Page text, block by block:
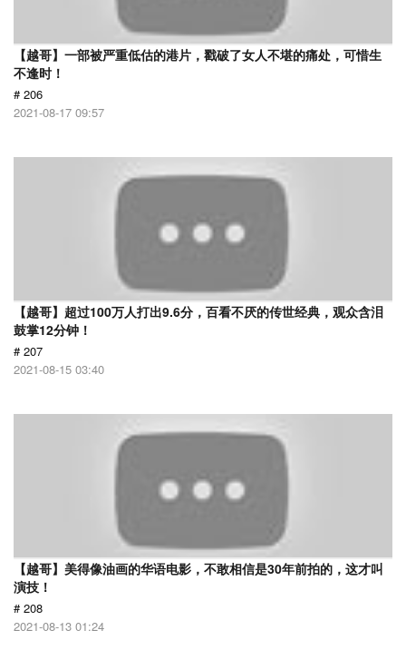
【越哥】一部被严重低估的港片，戳破了女人不堪的痛处，可惜生
不逢时！
# 206
2021-08-17 09:57
【越哥】超过100万人打出9.6分，百看不厌的传世经典，观众含泪
鼓掌12分钟！
# 207
2021-08-15 03:40
【越哥】美得像油画的华语电影，不敢相信是30年前拍的，这才叫
演技！
# 208
2021-08-13 01:24